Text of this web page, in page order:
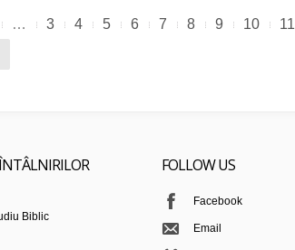
… 3 4 5 6 7 8 9 10 11
Biblic
FOLLOW US
Facebook
Email